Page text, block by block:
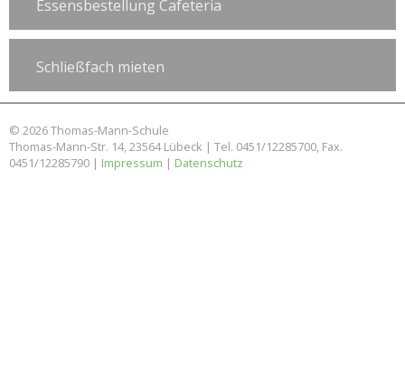
Essensbestellung Cafeteria
Schließfach mieten
© 2026 Thomas-Mann-Schule
Thomas-Mann-Str. 14, 23564 Lübeck | Tel. 0451/12285700, Fax.
0451/12285790 | Impressum | Datenschutz